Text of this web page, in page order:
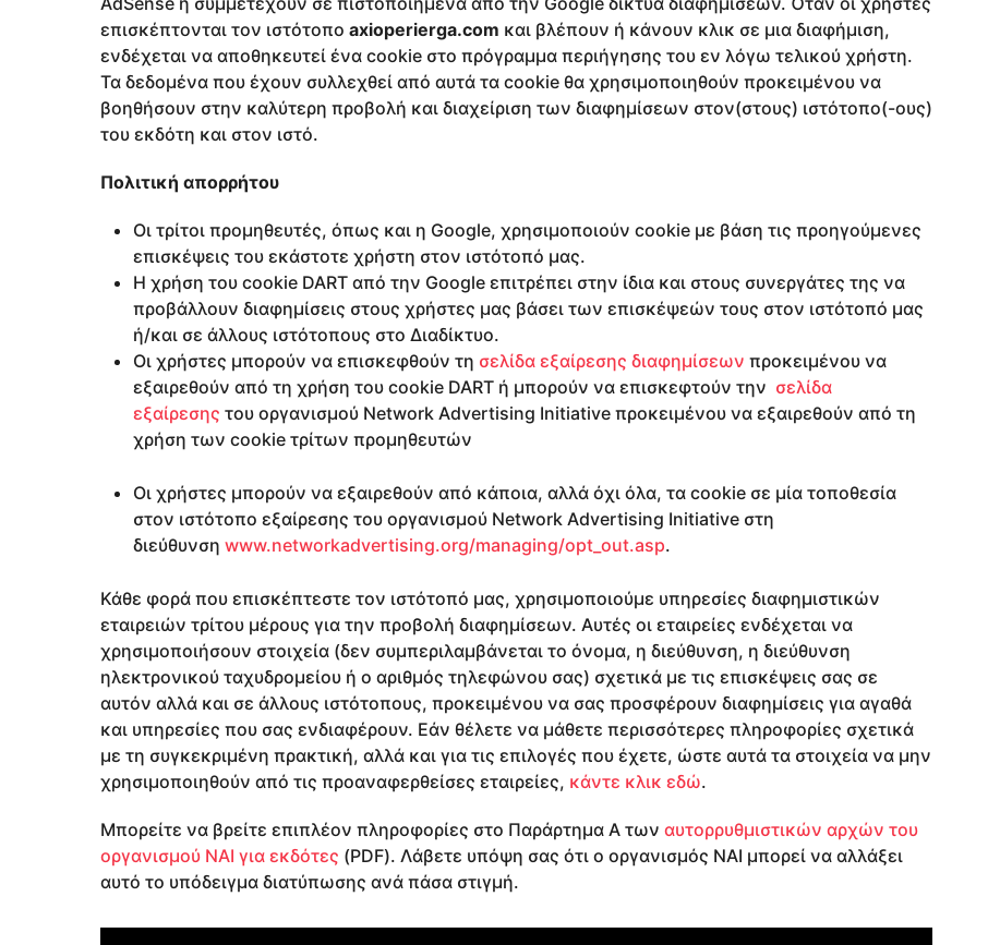
επισκέπτονται τον ιστότοπο axioperierga.com και βλέπουν ή κάνουν κλικ σε μια διαφήμιση,
ενδέχεται να αποθηκευτεί ένα cookie στο πρόγραμμα περιήγησης του εν λόγω τελικού χρήστη.
Τα δεδομένα που έχουν συλλεχθεί από αυτά τα cookie θα χρησιμοποιηθούν προκειμένου να
βοηθήσουν στην καλύτερη προβολή και διαχείριση των διαφημίσεων στον(στους) ιστότοπο(-ους)
του εκδότη και στον ιστό.
Πολιτική απορρήτου
Οι τρίτοι προμηθευτές, όπως και η Google, χρησιμοποιούν cookie με βάση τις προηγούμενες
επισκέψεις του εκάστοτε χρήστη στον ιστότοπό μας.
Η χρήση του cookie DART από την Google επιτρέπει στην ίδια και στους συνεργάτες της να
προβάλλουν διαφημίσεις στους χρήστες μας βάσει των επισκέψεών τους στον ιστότοπό μας
ή/και σε άλλους ιστότοπους στο Διαδίκτυο.
Οι χρήστες μπορούν να επισκεφθούν τη σελίδα εξαίρεσης διαφημίσεων προκειμένου να
εξαιρεθούν από τη χρήση του cookie DART ή μπορούν να επισκεφτούν την σελίδα
εξαίρεσης του οργανισμού Network Advertising Initiative προκειμένου να εξαιρεθούν από τη
χρήση των cookie τρίτων προμηθευτών
Οι χρήστες μπορούν να εξαιρεθούν από κάποια, αλλά όχι όλα, τα cookie σε μία τοποθεσία
στον ιστότοπο εξαίρεσης του οργανισμού Network Advertising Initiative στη
διεύθυνση www.networkadvertising.org/managing/opt_out.asp.
Κάθε φορά που επισκέπτεστε τον ιστότοπό μας, χρησιμοποιούμε υπηρεσίες διαφημιστικών
εταιρειών τρίτου μέρους για την προβολή διαφημίσεων. Αυτές οι εταιρείες ενδέχεται να
χρησιμοποιήσουν στοιχεία (δεν συμπεριλαμβάνεται το όνομα, η διεύθυνση, η διεύθυνση
ηλεκτρονικού ταχυδρομείου ή ο αριθμός τηλεφώνου σας) σχετικά με τις επισκέψεις σας σε
αυτόν αλλά και σε άλλους ιστότοπους, προκειμένου να σας προσφέρουν διαφημίσεις για αγαθά
και υπηρεσίες που σας ενδιαφέρουν. Εάν θέλετε να μάθετε περισσότερες πληροφορίες σχετικά
με τη συγκεκριμένη πρακτική, αλλά και για τις επιλογές που έχετε, ώστε αυτά τα στοιχεία να μην
χρησιμοποιηθούν από τις προαναφερθείσες εταιρείες, κάντε κλικ εδώ.
Μπορείτε να βρείτε επιπλέον πληροφορίες στο Παράρτημα Α των αυτορρυθμιστικών αρχών του
οργανισμού ΝΑΙ για εκδότες (PDF). Λάβετε υπόψη σας ότι ο οργανισμός NAI μπορεί να αλλάξει
αυτό το υπόδειγμα διατύπωσης ανά πάσα στιγμή.